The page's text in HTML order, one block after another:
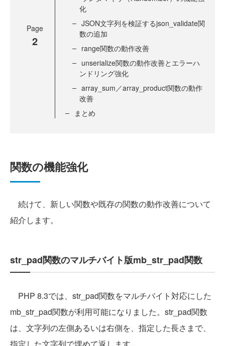
Page
2
化
JSON文字列を検証するjson_validate関
数の追加
range関数の動作改善
unserialize関数の動作改善とエラーハ
ンドリング強化
array_sum／array_product関数の動作
改善
まとめ
関数の機能強化
続けて、新しい関数や既存の関数の動作改善について
紹介します。
str_pad関数のマルチバイト版mb_str_pad関数
PHP 8.3では、str_pad関数をマルチバイト対応にした
mb_str_pad関数が利用可能になりました。str_pad関数
は、文字列の左側あるいは右側を、指定した長さまで、